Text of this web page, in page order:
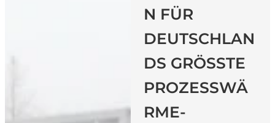
N FÜR
DEUTSCHLAN
DS GRÖSSTE P
ROZESSWÄR
ME-S